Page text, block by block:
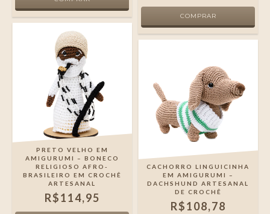
PRETO VELHO EM
AMIGURUMI – BONECO
RELIGIOSO AFRO-
BRASILEIRO EM CROCHÊ
ARTESANAL
R$114,95
CACHORRO LINGUICINHA
EM AMIGURUMI –
DACHSHUND ARTESANAL
DE CROCHÊ
R$108,78